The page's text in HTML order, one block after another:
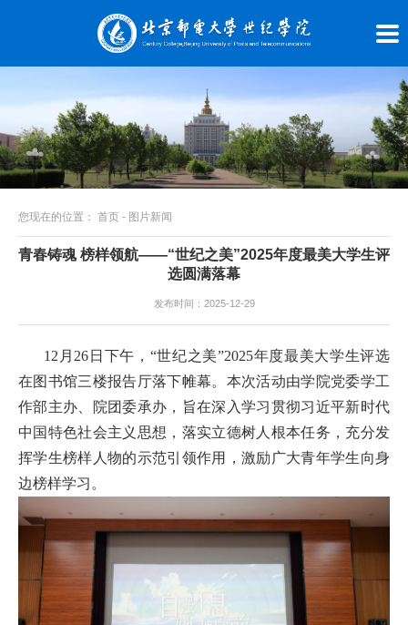
首
页
概
况
您现在的位置： 首页 - 图片新闻
青春铸魂 榜样领航——“世纪之美”2025年度最美大学生评
选圆满落幕
发布时间：2025-12-29
12月26日下午，“世纪之美”2025年度最美大学生评选
在图书馆三楼报告厅落下帷幕。本次活动由学院党委学工
作部主办、院团委承办，旨在深入学习贯彻习近平新时代
中国特色社会主义思想，落实立德树人根本任务，充分发
挥学生榜样人物的示范引领作用，激励广大青年学生向身
边榜样学习。